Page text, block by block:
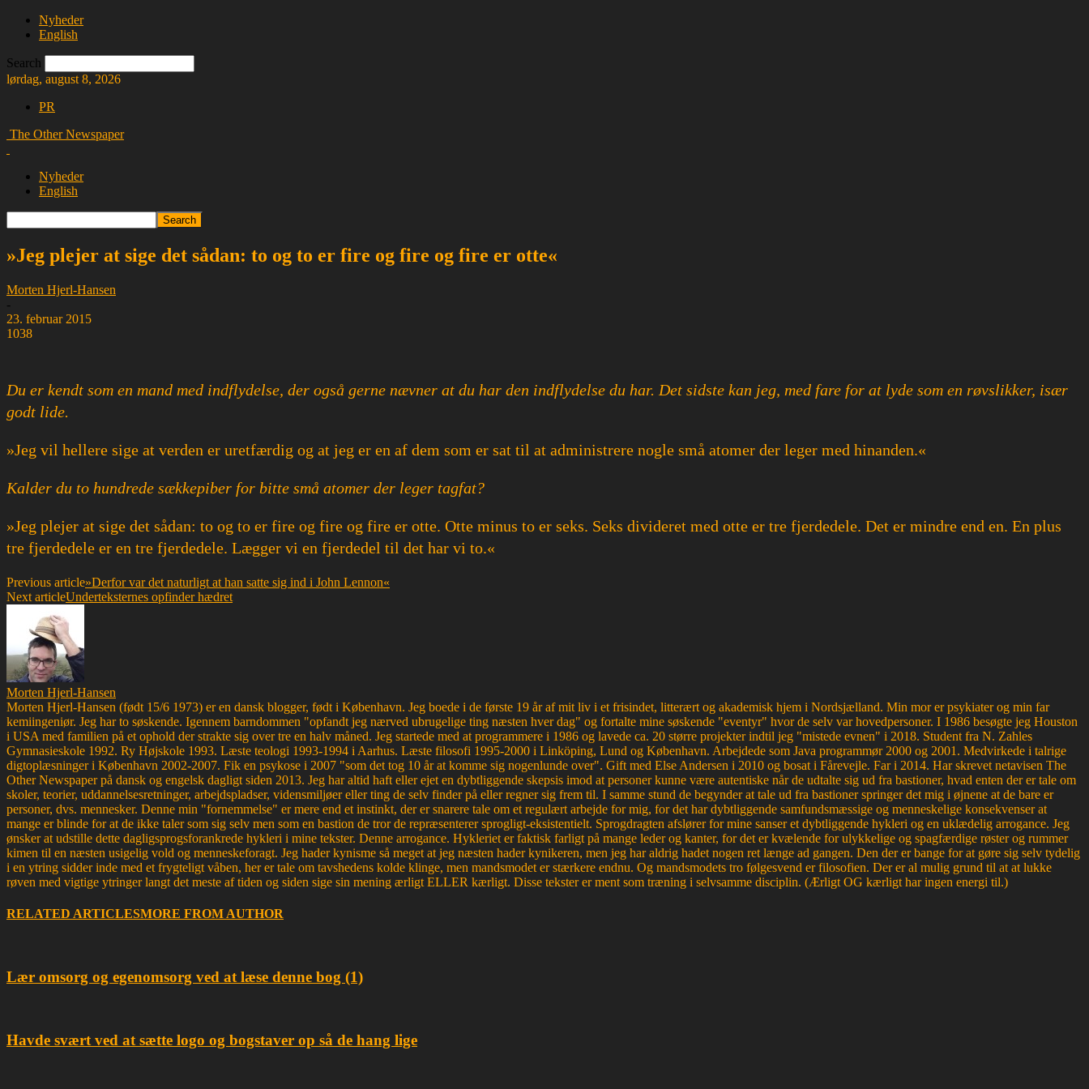
Nyheder
English
Search
lørdag, august 8, 2026
PR
The Other Newspaper
Nyheder
English
»Jeg plejer at sige det sådan: to og to er fire og fire og fire er otte«
Morten Hjerl-Hansen
-
23. februar 2015
1038
Du er kendt som en mand med indflydelse, der også gerne nævner at du har den indflydelse du har. Det sidste kan jeg, med fare for at lyde som en røvslikker, især
godt lide.
»Jeg vil hellere sige at verden er uretfærdig og at jeg er en af dem som er sat til at administrere nogle små atomer der leger med hinanden.«
Kalder du to hundrede sækkepiber for bitte små atomer der leger tagfat?
»Jeg plejer at sige det sådan: to og to er fire og fire og fire er otte. Otte minus to er seks. Seks divideret med otte er tre fjerdedele. Det er mindre end en. En plus
tre fjerdedele er en tre fjerdedele. Lægger vi en fjerdedel til det har vi to.«
Previous article»Derfor var det naturligt at han satte sig ind i John Lennon«
Next articleUnderteksternes opfinder hædret
Morten Hjerl-Hansen
Morten Hjerl-Hansen (født 15/6 1973) er en dansk blogger, født i København. Jeg boede i de første 19 år af mit liv i et frisindet, litterært og akademisk hjem i Nordsjælland. Min mor er psykiater og min far
kemiingeniør. Jeg har to søskende. Igennem barndommen "opfandt jeg nærved ubrugelige ting næsten hver dag" og fortalte mine søskende "eventyr" hvor de selv var hovedpersoner. I 1986 besøgte jeg Houston
i USA med familien på et ophold der strakte sig over tre en halv måned. Jeg startede med at programmere i 1986 og lavede ca. 20 større projekter indtil jeg "mistede evnen" i 2018. Student fra N. Zahles
Gymnasieskole 1992. Ry Højskole 1993. Læste teologi 1993-1994 i Aarhus. Læste filosofi 1995-2000 i Linköping, Lund og København. Arbejdede som Java programmør 2000 og 2001. Medvirkede i talrige
digtoplæsninger i København 2002-2007. Fik en psykose i 2007 "som det tog 10 år at komme sig nogenlunde over". Gift med Else Andersen i 2010 og bosat i Fårevejle. Far i 2014. Har skrevet netavisen The
Other Newspaper på dansk og engelsk dagligt siden 2013. Jeg har altid haft eller ejet en dybtliggende skepsis imod at personer kunne være autentiske når de udtalte sig ud fra bastioner, hvad enten der er tale om
skoler, teorier, uddannelsesretninger, arbejdspladser, vidensmiljøer eller ting de selv finder på eller regner sig frem til. I samme stund de begynder at tale ud fra bastioner springer det mig i øjnene at de bare er
personer, dvs. mennesker. Denne min "fornemmelse" er mere end et instinkt, der er snarere tale om et regulært arbejde for mig, for det har dybtliggende samfundsmæssige og menneskelige konsekvenser at
mange er blinde for at de ikke taler som sig selv men som en bastion de tror de repræsenterer sprogligt-eksistentielt. Sprogdragten afslører for mine sanser et dybtliggende hykleri og en uklædelig arrogance. Jeg
ønsker at udstille dette dagligsprogsforankrede hykleri i mine tekster. Denne arrogance. Hykleriet er faktisk farligt på mange leder og kanter, for det er kvælende for ulykkelige og spagfærdige røster og rummer
kimen til en næsten usigelig vold og menneskeforagt. Jeg hader kynisme så meget at jeg næsten hader kynikeren, men jeg har aldrig hadet nogen ret længe ad gangen. Den der er bange for at gøre sig selv tydelig
i en ytring sidder inde med et frygteligt våben, her er tale om tavshedens kolde klinge, men mandsmodet er stærkere endnu. Og mandsmodets tro følgesvend er filosofien. Der er al mulig grund til at at lukke
røven med vigtige ytringer langt det meste af tiden og siden sige sin mening ærligt ELLER kærligt. Disse tekster er ment som træning i selvsamme disciplin. (Ærligt OG kærligt har ingen energi til.)
RELATED ARTICLESMORE FROM AUTHOR
Lær omsorg og egenomsorg ved at læse denne bog (1)
Havde svært ved at sætte logo og bogstaver op så de hang lige